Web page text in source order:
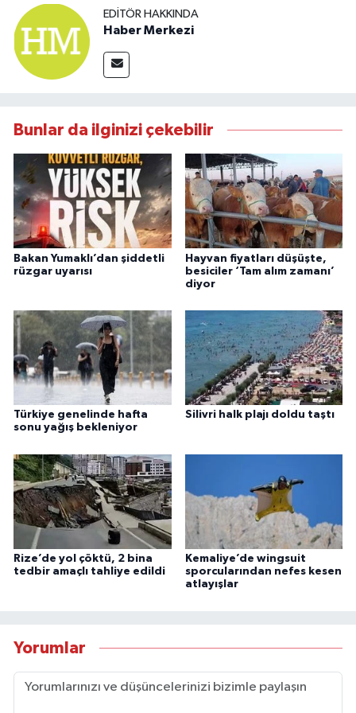
EDITÖR HAKKINDA
Haber Merkezi
Bunlar da ilginizi çekebilir
Bakan Yumaklı’dan şiddetli
rüzgar uyarısı
Hayvan fiyatları düşüşte,
besiciler ‘Tam alım zamanı’
diyor
Türkiye genelinde hafta
sonu yağış bekleniyor
Silivri halk plajı doldu taştı
Rize’de yol çöktü, 2 bina
tedbir amaçlı tahliye edildi
Kemaliye’de wingsuit
sporcularından nefes kesen
atlayışlar
Yorumlar